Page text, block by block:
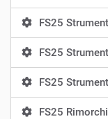
FS25
FS25
FS25
FS25 Rimorchi